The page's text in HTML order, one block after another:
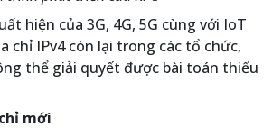
hiện của 3G, 4G, 5G cùng với IoT
chỉ IPv4 còn lại trong các tổ chức,
thể giải quyết được bài toán thiếu
mới